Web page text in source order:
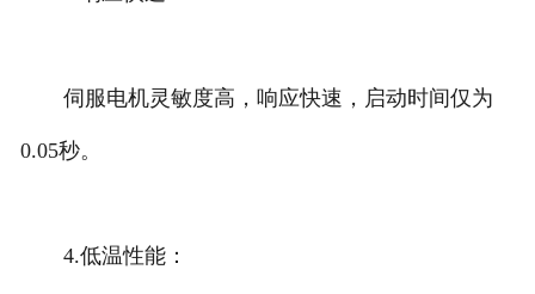
伺服电机灵敏度高，响应快速，启动时间仅为
0.05秒。
4.低温性能：